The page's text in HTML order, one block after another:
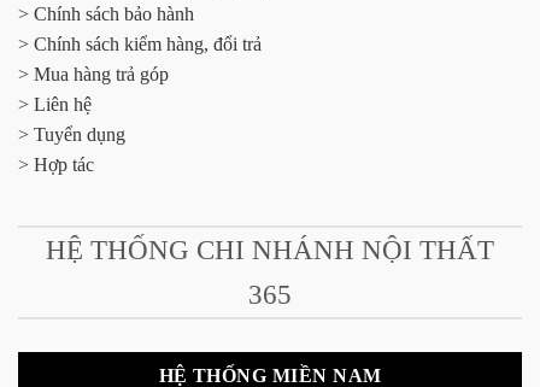
> Chính sách bảo hành
> Chính sách kiểm hàng, đổi trả
> Mua hàng trả góp
> Liên hệ
> Tuyển dụng
> Hợp tác
HỆ THỐNG CHI NHÁNH NỘI THẤT
365
HỆ THỐNG MIỀN NAM